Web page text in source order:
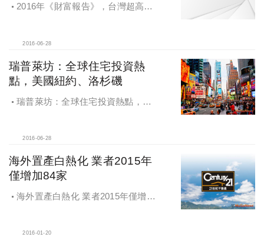
2016年《財富報告》，台灣超高淨
2016-06-28
瑞普萊坊：全球住宅投資熱
點，美國紐約、洛杉磯
瑞普萊坊：全球住宅投資熱點，美
2016-06-28
海外置產白熱化 業者2015年
僅增加84家
海外置產白熱化 業者2015年僅增加
2016-01-20